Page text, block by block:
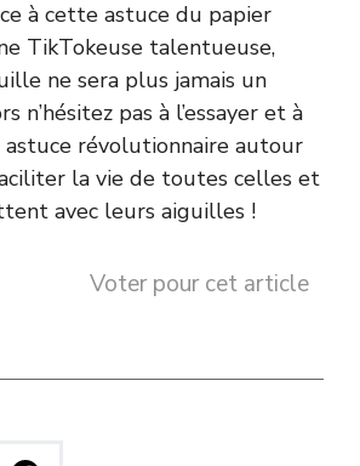
à cette astuce du papier
TikTokeuse talentueuse,
ne sera plus jamais un
n’hésitez pas à l’essayer et à
révolutionnaire autour
la vie de toutes celles et
avec leurs aiguilles !
Voter pour cet article